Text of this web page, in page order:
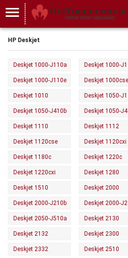
menu
HP Deskjet
Deskjet 1000-J110a Deskjet 1000-
Deskjet 1000-J110e Deskjet 1000cse
Deskjet 1010 Deskjet 1050-
Deskjet 1050-J410b Deskjet 1050-
Deskjet 1110 Deskjet 1112
Deskjet 1120cse Deskjet 1120cxi
Deskjet 1180c Deskjet 1220c
Deskjet 1220cxi Deskjet 1280
Deskjet 1510 Deskjet 2000
Deskjet 2000-J210b Deskjet 2000-
Deskjet 2050-J510a Deskjet 2130
Deskjet 2132 Deskjet 2300
Deskjet 2332 Deskjet 2510